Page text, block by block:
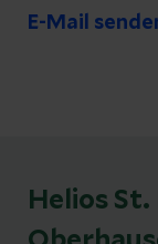
E-Mail
Helios